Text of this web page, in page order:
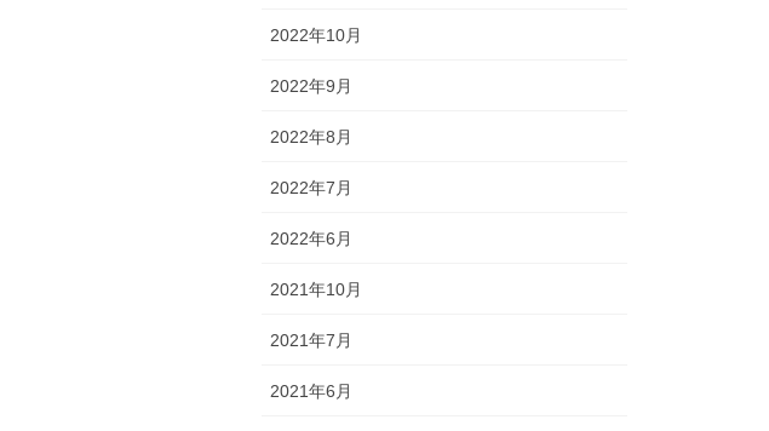
2022年10月
2022年9月
2022年8月
2022年7月
2022年6月
2021年10月
2021年7月
2021年6月